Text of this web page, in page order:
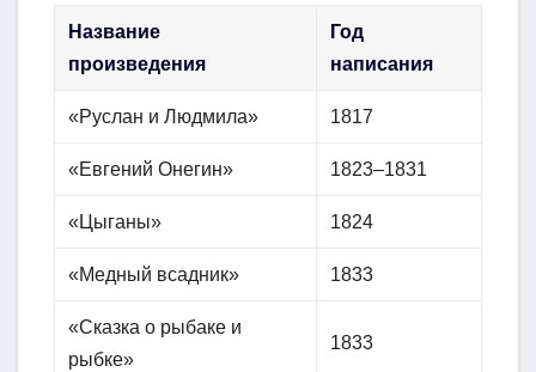
Название
произведения
Год
написания
«Руслан и Людмила» 1817
«Евгений Онегин» 1823–1831
«Цыганы» 1824
«Медный всадник» 1833
«Сказка о рыбаке и
рыбке»
1833